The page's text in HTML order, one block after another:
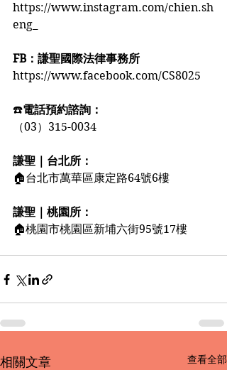
https://www.instagram.com/chien.sh
eng_
FB：謙聖國際法律事務所
https://www.facebook.com/CS8025
☎️電話預約諮詢：
（03）315-0034
謙聖｜台北所：
🏠台北市萬華區康定路64號6樓
謙聖｜桃園所：
🏠桃園市桃園區新埔六街95號17樓️️️
相關文章 查看全部